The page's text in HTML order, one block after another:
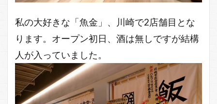
私の大好きな「魚金」、川崎で2店舗目とな
ります。オープン初日、酒は無しですが結構
人が入っていました。